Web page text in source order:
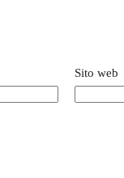
Sito web